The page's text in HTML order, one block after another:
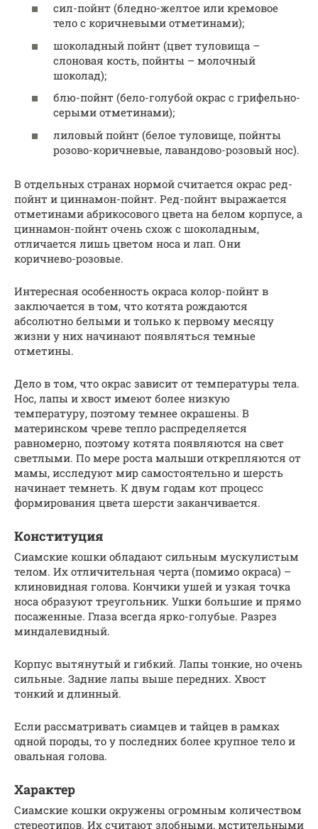
сил-пойнт (бледно-желтое или кремовое
тело с коричневыми отметинами);
шоколадный пойнт (цвет туловища –
слоновая кость, пойнты – молочный
шоколад);
блю-пойнт (бело-голубой окрас с грифельно-
серыми отметинами);
лиловый пойнт (белое туловище, пойнты
розово-коричневые, лавандово-розовый нос).
В отдельных странах нормой считается окрас ред-
пойнт и циннамон-пойнт. Ред-пойнт выражается
отметинами абрикосового цвета на белом корпусе, а
циннамон-пойнт очень схож с шоколадным,
отличается лишь цветом носа и лап. Они
коричнево-розовые.
Интересная особенность окраса колор-пойнт в
заключается в том, что котята рождаются
абсолютно белыми и только к первому месяцу
жизни у них начинают появляться темные
отметины.
Дело в том, что окрас зависит от температуры тела.
Нос, лапы и хвост имеют более низкую
температуру, поэтому темнее окрашены. В
материнском чреве тепло распределяется
равномерно, поэтому котята появляются на свет
светлыми. По мере роста малыши открепляются от
мамы, исследуют мир самостоятельно и шерсть
начинает темнеть. К двум годам кот процесс
формирования цвета шерсти заканчивается.
Конституция
Сиамские кошки обладают сильным мускулистым
телом. Их отличительная черта (помимо окраса) –
клиновидная голова. Кончики ушей и узкая точка
носа образуют треугольник. Ушки большие и прямо
посаженные. Глаза всегда ярко-голубые. Разрез
миндалевидный.
Корпус вытянутый и гибкий. Лапы тонкие, но очень
сильные. Задние лапы выше передних. Хвост
тонкий и длинный.
Если рассматривать сиамцев и тайцев в рамках
одной породы, то у последних более крупное тело и
овальная голова.
Характер
Сиамские кошки окружены огромным количеством
стереотипов. Их считают злобными, мстительными